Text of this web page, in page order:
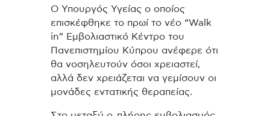
Ο Υπουργός Υγείας ο οποίος
επισκέφθηκε το πρωί το νέο “Walk
in” Εμβολιαστικό Κέντρο του
Πανεπιστημίου Κύπρου ανέφερε ότι
θα νοσηλευτούν όσοι χρειαστεί,
αλλά δεν χρειάζεται να γεμίσουν οι
μονάδες εντατικής θεραπείας.